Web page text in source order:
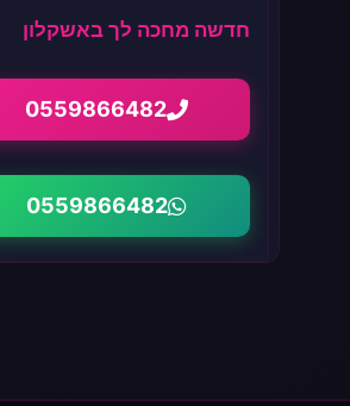
חדשה מחכה לך באשקלון
0559866482
0559866482